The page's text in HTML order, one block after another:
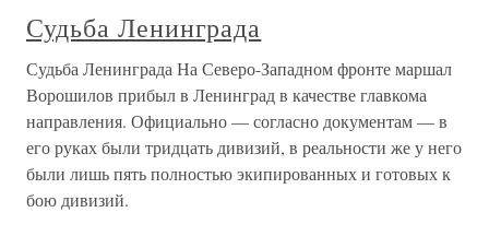
Судьба Ленинграда
Судьба Ленинграда На Северо-Западном фронте маршал
Ворошилов прибыл в Ленинград в качестве главкома
направления. Официально — согласно документам — в
его руках были тридцать дивизий, в реальности же у него
были лишь пять полностью экипированных и готовых к
бою дивизий.